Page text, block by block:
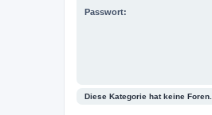
Passwort:
Diese Kategorie hat keine Foren.